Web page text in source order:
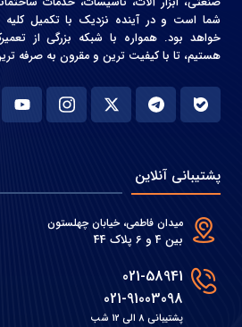
شما است و در آینده نزدیک با تکمیل کلیه
خواهد بود. همواره با شبکه بزرگی از
هستیم، تا با کیفیت ترین و مقرون به صرفه
پشتیبانی آنلاین
میدان فاطمی، خیابان چهلستون
بین 4 و 6 پلاک 44
021-58941
021-91003098
پشتیبانی 8 الی 12 شب